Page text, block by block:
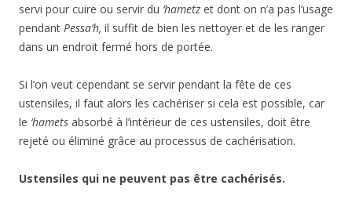
servi pour cuire ou servir du ‘hametz et dont on n’a pas l’usage
pendant Pessa’h, il suffit de bien les nettoyer et de les ranger
dans un endroit fermé hors de portée.
Si l’on veut cependant se servir pendant la fête de ces
ustensiles, il faut alors les cachériser si cela est possible, car
le ‘hamets absorbé à l’intérieur de ces ustensiles, doit être
rejeté ou éliminé grâce au processus de cachérisation.
Ustensiles qui ne peuvent pas être cachérisés.